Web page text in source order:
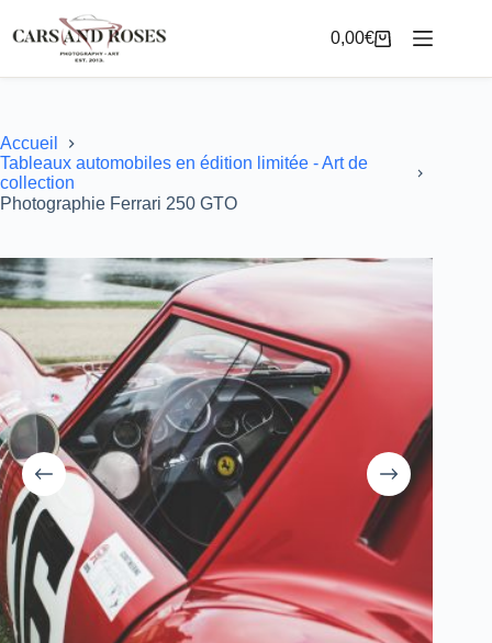
au
contenu
Panier
0,00€
Accueil
Tableaux automobiles en édition limitée - Art de
collection
Photographie Ferrari 250 GTO